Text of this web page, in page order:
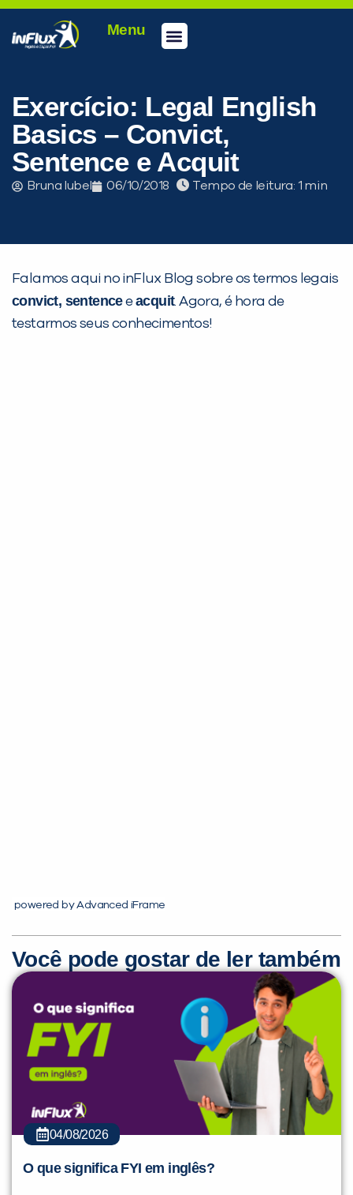
Menu
Exercício: Legal English
Basics – Convict,
Sentence e Acquit
Bruna Iubel 06/10/2018 Tempo de leitura:
Falamos aqui no inFlux Blog sobre os termos legais
convict, sentenceeacquit. Agora, é hora de
testarmos seus conhecimentos!
powered by Advanced iFrame
Você pode gostar de ler também
04/08/2026
O que significa FYI em inglês?